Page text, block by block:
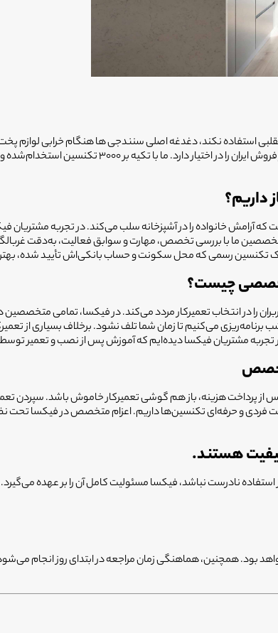
استفاده نکند، دغدغه اصلی سنندجی ها هنگام خرابی لوازم
انجام می‌شود که با بیش از ۲۰ سال سابقه،
داریم؟
که آرامش خانواده را در آشپزخانه سلب می‌کند. در تجربه مشتریان
ما با بررسی تخصص، مهارت و سوابق فعالیت، به‌دقت
رسمی که محل سکونت و حساب بانکی‌اش تأیید شده،
تخصصی چیست؟
را در انتخاب تعمیرکار مردد می‌کند. در فیکسا، تمامی
مشتریان فیکسا دیده‌ایم که آموزش پس از نصب و تعمیر توسط
پس از پرداخت هزینه، باز هم گوشی تعمیرکار خاموش باشد. سپردن
فردی و حرفه‌ای تکنسین‌ها داریم. اعزام متخصص در فیکسا
نادرست نباشد، فیکسا مسئولیت کامل آن را بر عهده می‌گیرد.
بود. همچنین، هماهنگی زمان مراجعه در ابتدای روز انجام